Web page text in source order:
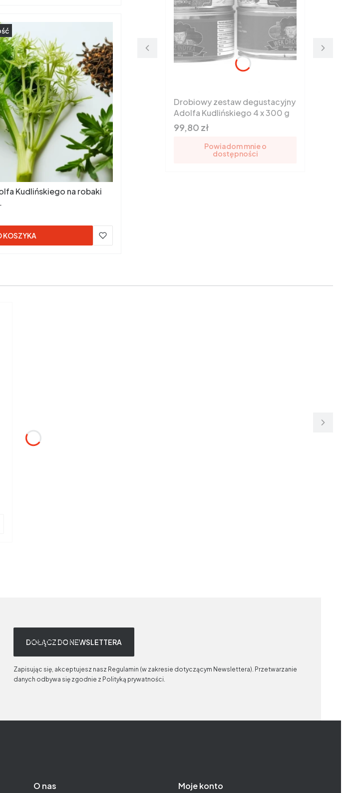
Kudlińskiego na robaki
KOSZYKA
Drobiowy zestaw degustacyjny
Adolfa Kudlińskiego 4 x 300 g
Cena
99,80 zł
Powiadom mnie o
dostępności
Twój adres e-mail
DOŁĄCZ DO NEWSLETTERA
Zapisując się, akceptujesz nasz Regulamin (w zakresie dotyczącym Newslettera). Przetwarzanie
danych odbywa się zgodnie z Polityką prywatności.
O nas Moje konto